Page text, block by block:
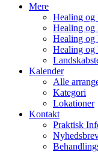
Mere
Healing og
Healing og
Healing og
Healing og
Kalender
Alle
Kategori
Lokationer
Kontakt
Praktisk